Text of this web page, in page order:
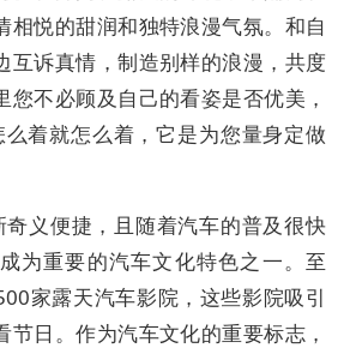
相悦的甜润和独特浪漫气氛。和自
互诉真情，制造别样的浪漫，共度
您不必顾及自己的看姿是否优美，
着就怎么着，它是为您量身定做
义便捷，且随着汽车的普及很快
为重要的汽车文化特色之一。至
家露天汽车影院，这些影院吸引
节日。作为汽车文化的重要标志，